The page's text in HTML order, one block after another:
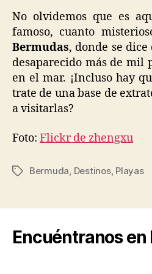
No olvidemos que es
famoso, cuanto
Bermudas, donde se dice
desaparecido más de mil
en el mar. ¡Incluso hay
trate de una base de
a visitarlas?
Foto: Flickr de zhengxu
TagsBermuda Destinos, Playas
Encuéntranos en